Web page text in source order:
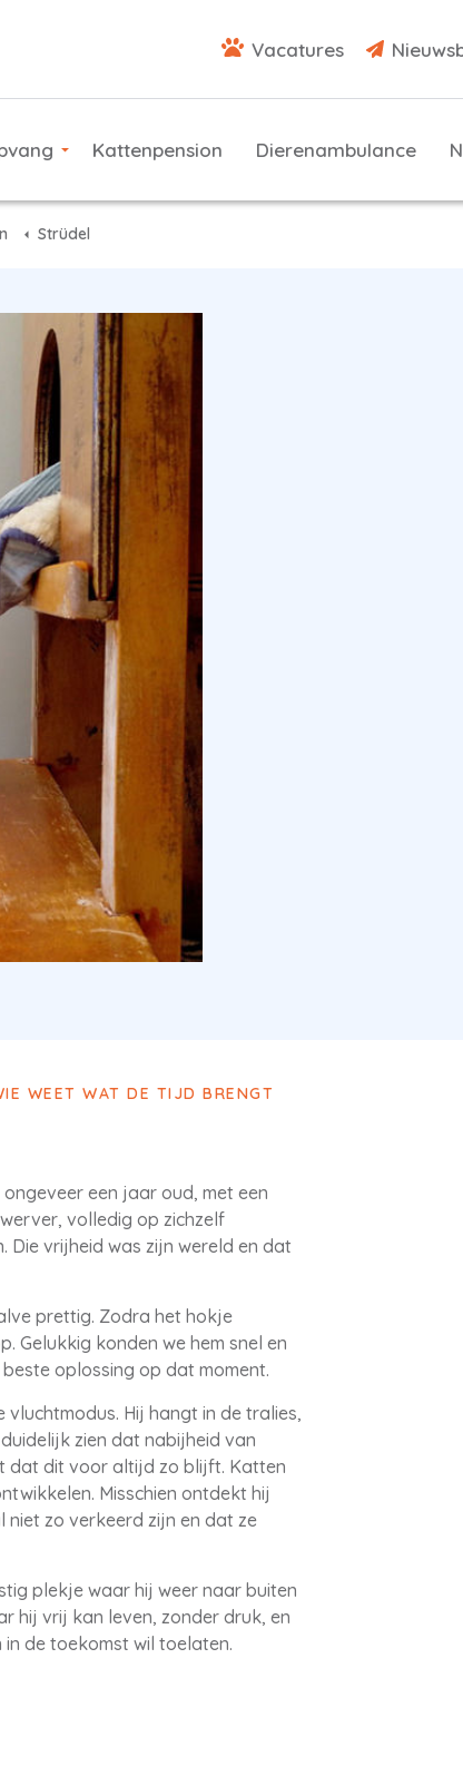
Kattenpension Dierenambulance
Vacatures
Strüdel
WEET WAT DE TIJD BRENGT
een jaar oud, met een
volledig op zichzelf
Die vrijheid was zijn wereld en dat
prettig. Zodra het hokje
Gelukkig konden we hem snel en
oplossing op dat moment.
Hij hangt in de tralies,
zien dat nabijheid van
dat dit voor altijd zo blijft. Katten
Misschien ontdekt hij
niet zo verkeerd zijn en dat ze
plekje waar hij weer naar buiten
hij vrij kan leven, zonder druk, en
de toekomst wil toelaten.